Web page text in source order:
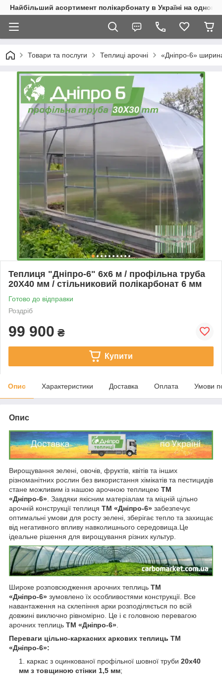
Найбільший асортимент полікарбонату в Україні на одному
Товари та послуги Теплиці арочні «Дніпро-6»
Теплиця "Дніпро-6" 6х6 м / профільна труба
20Х40 мм / стільниковий полікарбонат 6 мм
Готово до відправки
Роздріб
99 900 ₴
Купити
Опис Характеристики Доставка Оплата Умови
Опис
Вирощування зелені, овочів, фруктів, квітів та інших
різноманітних рослин без використання хімікатів та пестицидів
стане можливим із нашою арочною теплицею ТМ
«Дніпро-6» . Завдяки якісним матеріалам та міцній цільно
арочній конструкції теплиця ТМ «Дніпро-6» забезпечує
оптимальні умови для росту зелені, зберігає тепло та захищає
від негативного впливу навколишнього середовища.Це
ідеальне рішення для вирощування різних культур.
Широке розповсюдження арочних теплиць ТМ
«Дніпро-6» зумовлено їх особливостями конструкції. Все
навантаження на склепіння арки розподіляється по всій
довжині виключно рівномірно. Це і є головною перевагою
арочних теплиць ТМ «Дніпро-6»
Переваги цільно-каркасних аркових теплиць ТМ
«Дніпро-6»:
каркас з оцинкованої профільної шовної труби 20х40
мм з товщиною стінки 1,5 мм;